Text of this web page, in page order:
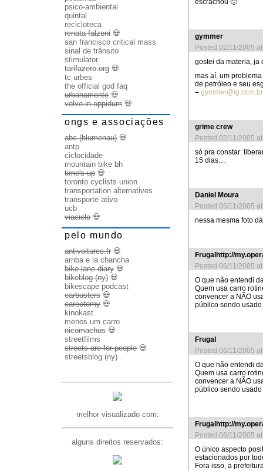
escrachou 🙂
gymmer
Posted 02/11/2005
gostei da materia, ja
mas aí, um
de petróleo e seu
– gymmer@ig.com.br
grime crew
Posted 02/11/2005
só pra constar:
15 dias…
Daniel Moura
Posted 05/11/2005
nessa mesma foto
Frugalhttp://
Posted 06/11/2005
O que não entendi
Quem usa carro
convencer a NÃO
público sendo
Frugal
Posted 06/11/2005
O que não entendi
Quem usa carro
convencer a NÃO
público sendo
Frugalhttp://
Posted 06/11/2005
O único aspecto
estacionados por
Fora isso, a
psico-ambiental
quintal
recicloteca
renata falzoni 💀
san francisco critical mass
sinal de trânsito
stimulator
tarifazero.org 💀
tc urbes
the official god faq
urbanamente 💀
volvo in oppidum 💀
ongs e associações
abc (blumenau) 💀
antp
ciclocidade
mountain bike bh
time's up 💀
toronto cyclists union
transportation alternatives
transporte ativo
ucb
viaciclo 💀
pelo mundo
antivoitures.fr 💀
arriba e la chancha
bike lane diary 💀
bikeblog (ny) 💀
bikescape podcast
carbusters 💀
carectomy 💀
kinokast
menos um carro
nicomachus 💀
streetfilms
streets are for people 💀
streetsblog (ny)
melhor visualizado com:
alguns direitos reservados: